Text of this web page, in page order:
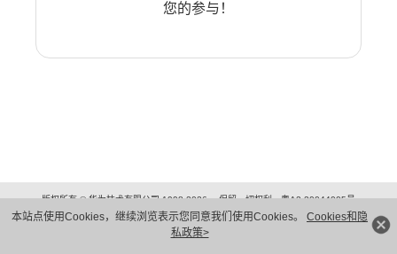
本站点使用Cookies，继续浏览表示您同意我们使用Cookies。 Cookies和隐
私政策>
您的参与！
版权所有 © 华为技术有限公司 1998-2026。 保留一切权利。粤A2-20044005号
隐私保护
法律声明